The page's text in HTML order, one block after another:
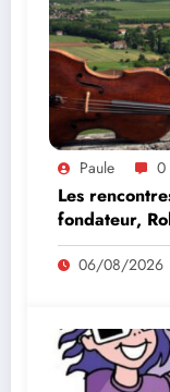
Paule 0
Les
fondateur,
le vendredi
06/08/2026